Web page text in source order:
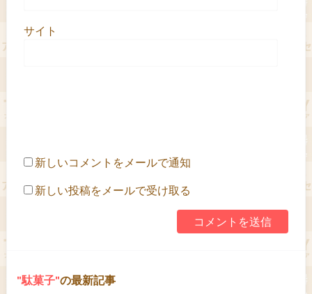
サイト
新しいコメントをメールで通知
新しい投稿をメールで受け取る
駄菓子 の最新記事